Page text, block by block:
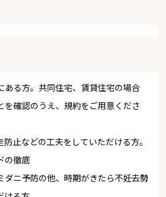
る方。共同住宅、賃貸住宅の場合
を確認のうえ、規約をご用意くださ
止などの工夫をしていただける方。
の徹底
ニ予防の他、時期がきたら不妊去勢